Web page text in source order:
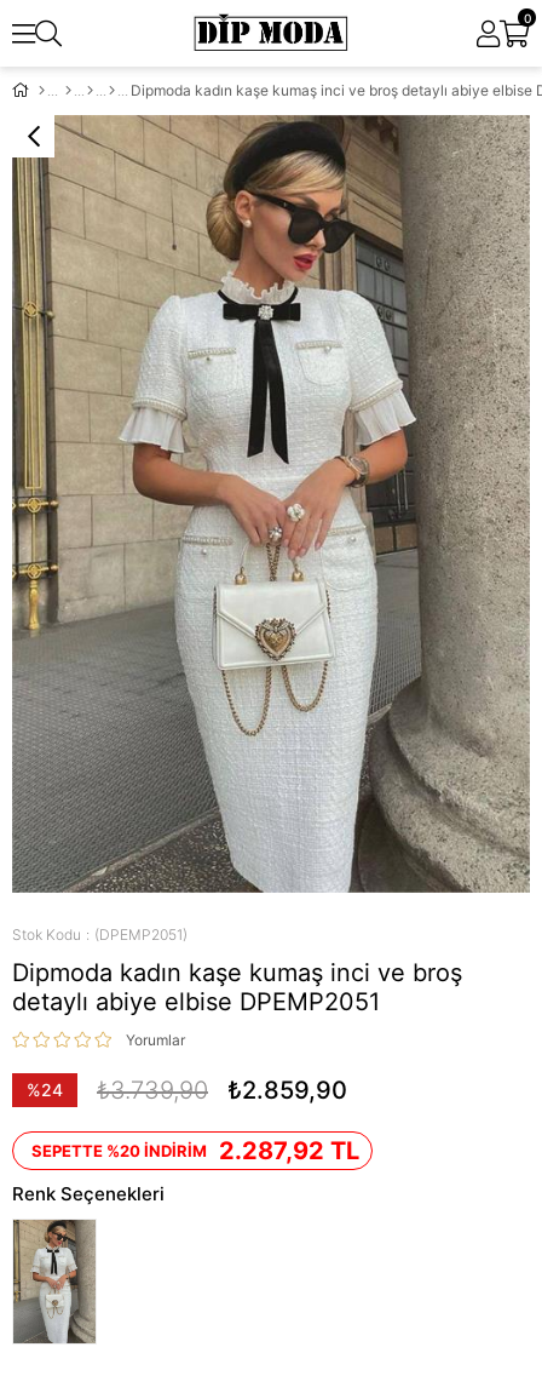
0
Dipmoda kadın kaşe kumaş inci ve broş detaylı abiye elbise
Stok Kodu (DPEMP2051)
Dipmoda kadın kaşe kumaş inci ve broş
detaylı abiye elbise DPEMP2051
Yorumlar
%24
₺3.739,90 ₺2.859,90
SEPETTE %20 İNDİRİM 2.287,92 TL
Renk Seçenekleri